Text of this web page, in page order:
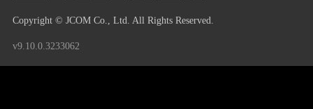
Copyright © JCOM Co., Ltd. All Rights Reserved.
v9.10.0.3233062